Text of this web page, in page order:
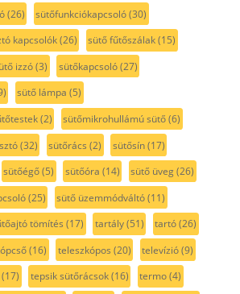
(26) sütőfunkciókapcsoló(30)
kapcsolók(26) sütő fűtőszálak(15)
izzó(3) sütőkapcsoló(27)
sütő lámpa (5)
(2) sütőmikrohullámú sütő(6)
(32) sütőrács (2) sütősín(17)
sütőégő(5) sütőóra (14) sütő üveg(26)
(25) sütő üzemmódváltó(11)
tömítés (17) tartály(51) tartó(26)
(16) teleszkópos (20) televízió(9)
(17) tepsik sütőrácsok(16) termo(4)